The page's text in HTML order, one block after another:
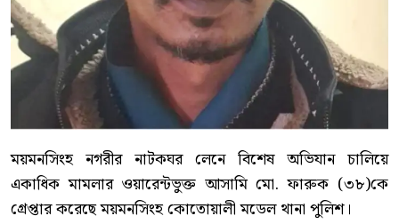
ময়মনসিংহ নগরীর নাটকঘর লেনে বিশেষ অভিযান চালিয়ে
একাধিক মামলার ওয়ারেন্টভুক্ত আসামি মো. ফারুক (৩৮)কে
গ্রেপ্তার করেছে ময়মনসিংহ কোতোয়ালী মডেল থানা পুলিশ।